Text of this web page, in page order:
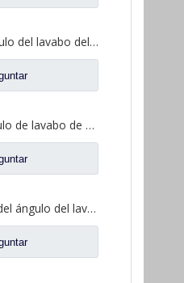
Engranaje del ángulo del lavabo del eje trasero para los recambios 81.35199.6532 de Shamcan AulongTruck
Engranaje de ángulo de lavabo de puente medio para Shamcan AulongTruck repuestos DZ9112320689
Engranaje medio del ángulo del lavabo del puente para los recambios WG7121320252 del camión de Sinotruk Steyr